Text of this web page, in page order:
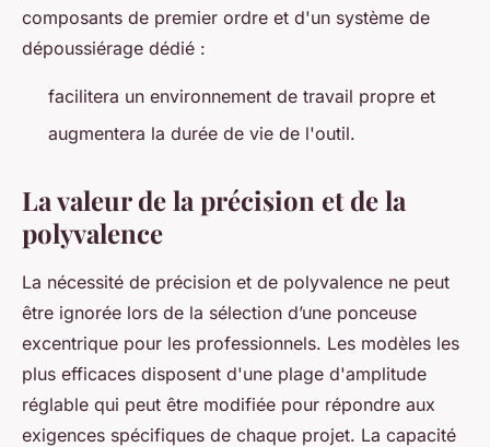
composants de premier ordre et d'un système de
dépoussiérage dédié :
facilitera un environnement de travail propre et
augmentera la durée de vie de l'outil.
La valeur de la précision et de la
polyvalence
La nécessité de précision et de polyvalence ne peut
être ignorée lors de la sélection d’une ponceuse
excentrique pour les professionnels. Les modèles les
plus efficaces disposent d'une plage d'amplitude
réglable qui peut être modifiée pour répondre aux
exigences spécifiques de chaque projet. La capacité